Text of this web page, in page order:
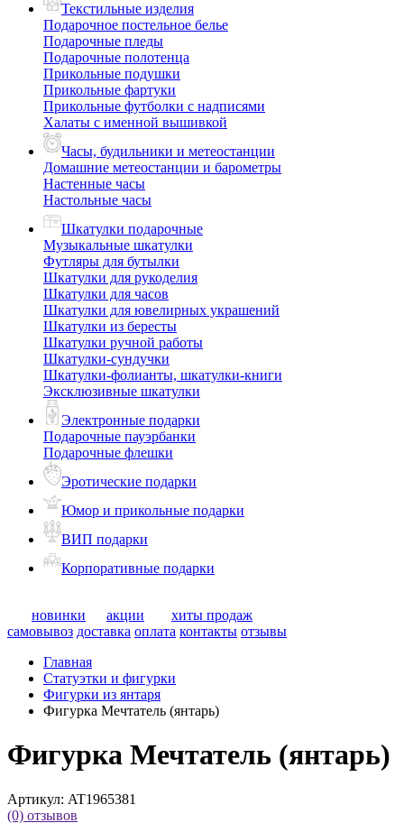
Текстильные изделия
Подарочное постельное белье
Подарочные пледы
Подарочные полотенца
Прикольные подушки
Прикольные фартуки
Прикольные футболки с надписями
Халаты с именной вышивкой
Часы, будильники и метеостанции
Домашние метеостанции и барометры
Настенные часы
Настольные часы
Шкатулки подарочные
Музыкальные шкатулки
Футляры для бутылки
Шкатулки для рукоделия
Шкатулки для часов
Шкатулки для ювелирных украшений
Шкатулки из бересты
Шкатулки ручной работы
Шкатулки-сундучки
Шкатулки-фолианты, шкатулки-книги
Эксклюзивные шкатулки
Электронные подарки
Подарочные пауэрбанки
Подарочные флешки
Эротические подарки
Юмор и прикольные подарки
ВИП подарки
Корпоративные подарки
новинки акции
хиты продаж
самовывоз доставка оплата контакты отзывы
Главная
Статуэтки и фигурки
Фигурки из янтаря
Фигурка Мечтатель (янтарь)
Фигурка Мечтатель (янтарь)
Артикул: AT1965381
(0) отзывов